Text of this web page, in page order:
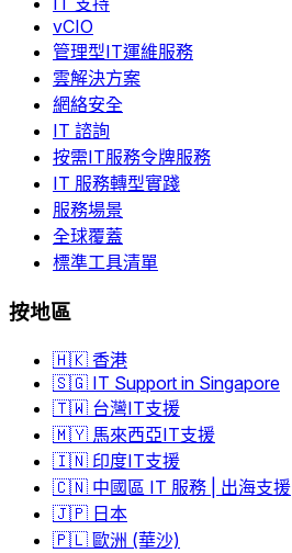
vCIO
管理型IT運維服務
雲解決方案
網絡安全
IT 諮詢
按需IT服務令牌服務
IT 服務轉型實踐
服務場景
全球覆蓋
標準工具清單
按地區
🇭🇰 香港
🇸🇬 IT Support in Singapore
🇹🇼 台灣IT支援
🇲🇾 馬來西亞IT支援
🇮🇳 印度IT支援
🇨🇳 中國區 IT 服務 | 出海支援
🇯🇵 日本
🇵🇱 歐洲 (華沙)